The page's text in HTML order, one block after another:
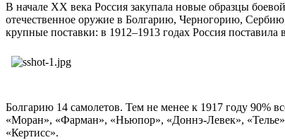
В начале ХХ века Россия закупала новые образцы
отечественное оружие в Болгарию, Черногорию,
крупные поставки: в 1912–1913 годах Россия поставила в
Болгарию 14 самолетов. Тем не менее к 1917 году 90%
«Моран», «Фарман», «Ньюпор», «Доннэ-Левек»,
«Кертисс».